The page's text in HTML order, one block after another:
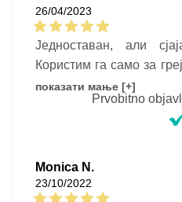
26/04/2023
Једноставан, али
Користим га само за
Ја сам задовољан.
показати мање [+]
Prvobitno
Monica N.
23/10/2022